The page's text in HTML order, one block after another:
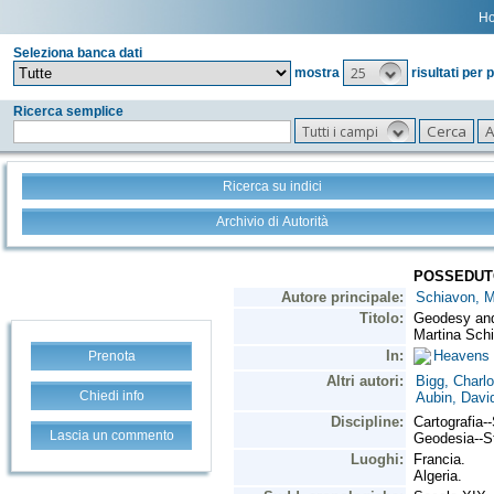
Seleziona banca dati
mostra
25 risultati per
Ricerca semplice
Tutti i campi
Ricerca su indici
Archivio di Autorità
Prenota
Chiedi info
Lascia un commento